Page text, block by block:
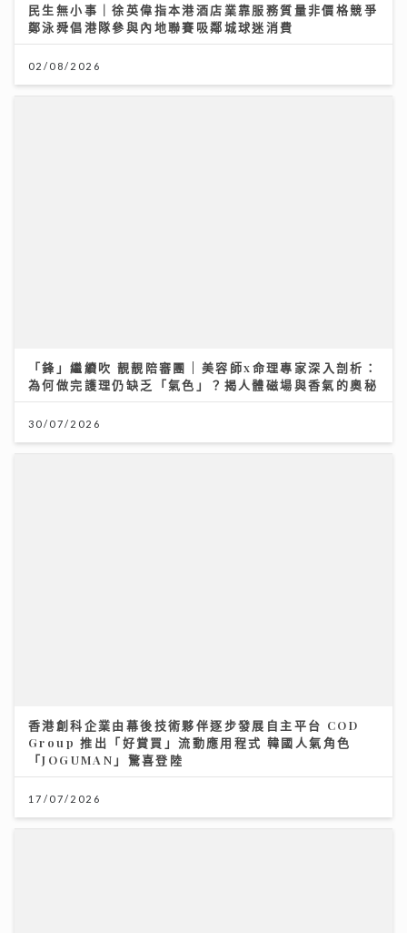
民生無小事｜徐英偉指本港酒店業靠服務質量非價格競爭
鄭泳舜倡港隊參與內地聯賽吸鄰城球迷消費
02/08/2026
「鋒」繼續吹 靚靚陪審團 | 美容師x命理專家深入剖析：
為何做完護理仍缺乏「氣色」？揭人體磁場與香氣的奧秘
30/07/2026
香港創科企業由幕後技術夥伴逐步發展自主平台 COD
Group 推出「好賞買」流動應用程式 韓國人氣角色
「JOGUMAN」驚喜登陸
17/07/2026